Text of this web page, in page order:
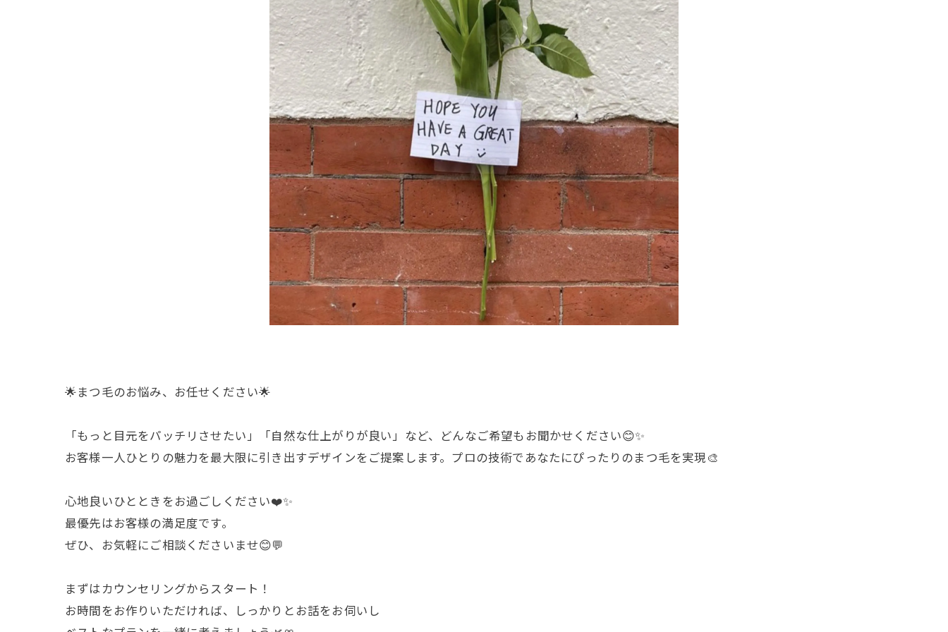
🌟まつ毛のお悩み、お任せください🌟
「もっと目元をパッチリさせたい」「自然な仕上がりが良い」など、どんなご希望もお聞かせください😊✨
お客様一人ひとりの魅力を最大限に引き出すデザインをご提案します。プロの技術であなたにぴったりのまつ毛を実現🎨
心地良いひとときをお過ごしください❤️✨
最優先はお客様の満足度です。
ぜひ、お気軽にご相談くださいませ😊💬
まずはカウンセリングからスタート！
お時間をお作りいただければ、しっかりとお話をお伺いし